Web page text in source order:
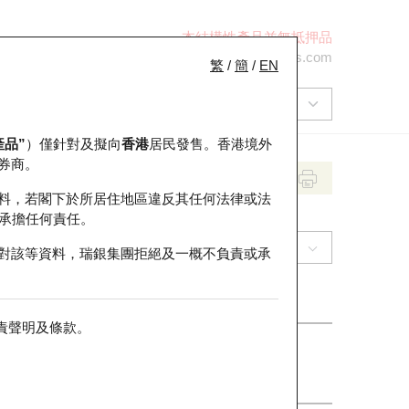
本結構性產品並無抵押品
ol-hkwarrants@ubs.com
繁 / 簡 / EN
品”）僅針對及擬向香港居民發售。香港境外
商。
，若閣下於所居住地區違反其任何法律或法
擔任何責任。
該等資料，瑞銀集團拒絕及一概不負責或承
聲明及條款。
(1997) 九龍倉置業